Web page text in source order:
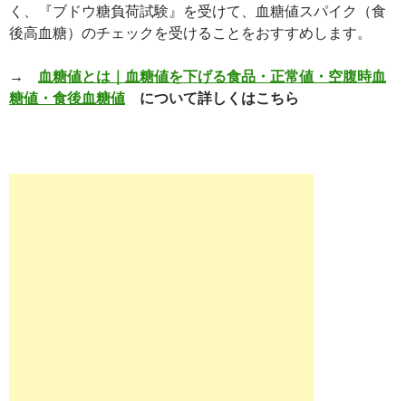
く、『ブドウ糖負荷試験』を受けて、血糖値スパイク（食
後高血糖）のチェックを受けることをおすすめします。
→
血糖値とは｜血糖値を下げる食品・正常値・空腹時血
糖値・食後血糖値 について詳しくはこちら